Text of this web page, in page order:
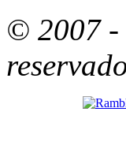
© 2007 -